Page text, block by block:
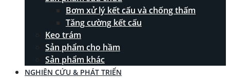
Bơm xử lý kết cấu và chống thấm
Tăng cường kết cấu
Keo trám
Sản phẩm cho hầm
Sản phẩm khác
NGHIÊN CỨU & PHÁT TRIỂN